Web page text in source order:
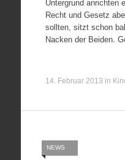
Untergrund anrichten
Recht und Gesetz
sollten, sitzt schon
Nacken der Beiden.
14. Februar 2013 in
NEWS